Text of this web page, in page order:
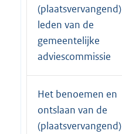
(plaatsvervangend)
leden van de
gemeentelijke
adviescommissie
Het benoemen en
ontslaan van de
(plaatsvervangend)